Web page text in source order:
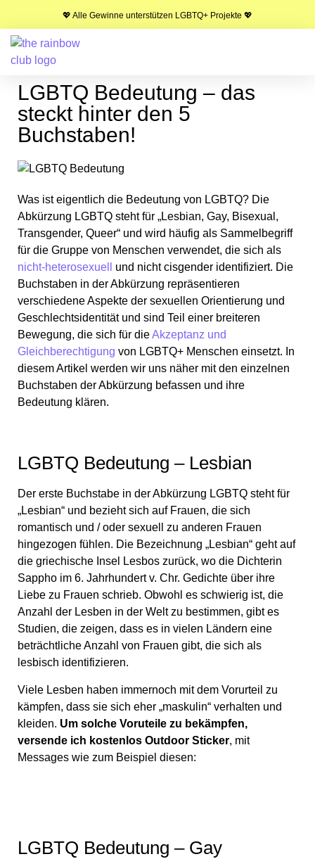
💖 Alle Gewinne unterstützen LGBTQ+ Projekte 💖
LGBTQ Bedeutung – das
steckt hinter den 5
Buchstaben!
Was ist eigentlich die Bedeutung von LGBTQ? Die
Abkürzung LGBTQ steht für „Lesbian, Gay, Bisexual,
Transgender, Queer“ und wird häufig als Sammelbegriff
für die Gruppe von Menschen verwendet, die sich als
nicht-heterosexuell
und nicht cisgender identifiziert. Die
Buchstaben in der Abkürzung repräsentieren
verschiedene Aspekte der sexuellen Orientierung und
Geschlechtsidentität und sind Teil einer breiteren
Bewegung, die sich für dieAkzeptanz und
Gleichberechtigung von LGBTQ+ Menschen einsetzt. In
diesem Artikel werden wir uns näher mit den einzelnen
Buchstaben der Abkürzung befassen und ihre
Bedeutung klären.
LGBTQ Bedeutung – Lesbian
Der erste Buchstabe in der Abkürzung LGBTQ steht für
„Lesbian“ und bezieht sich auf Frauen, die sich
romantisch und / oder sexuell zu anderen Frauen
hingezogen fühlen. Die Bezeichnung „Lesbian“ geht auf
die griechische Insel Lesbos zurück, wo die Dichterin
Sappho im 6. Jahrhundert v. Chr. Gedichte über ihre
Liebe zu Frauen schrieb. Obwohl es schwierig ist, die
Anzahl der Lesben in der Welt zu bestimmen, gibt es
Studien, die zeigen, dass es in vielen Ländern eine
beträchtliche Anzahl von Frauen gibt, die sich als
lesbisch identifizieren.
Viele Lesben haben immernoch mit dem Vorurteil zu
kämpfen, dass sie sich eher „maskulin“ verhalten und
kleiden. Um solche Voruteile zu bekämpfen,
versende ich kostenlos Outdoor Sticker, mit
Messages wie zum Beispiel diesen:
LGBTQ Bedeutung – Gay